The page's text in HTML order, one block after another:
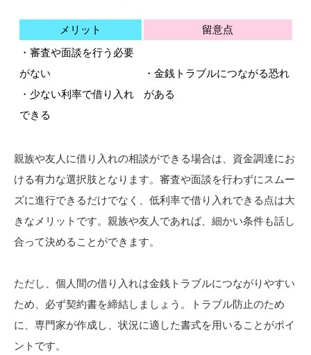
メリット
留意点
・審査や面談を行う必要
がない
・少ない利率で借り入れ
できる
・金銭トラブルにつながる恐れ
がある
親族や友人に借り入れの相談ができる場合は、資金調達にお
ける有力な選択肢となります。審査や面談を行わずにスムー
ズに進行できるだけでなく、低利率で借り入れできる点は大
きなメリットです。親族や友人であれば、細かい条件も話し
合って決めることができます。
ただし、個人間の借り入れは金銭トラブルにつながりやすい
ため、必ず契約書を締結しましょう。トラブル防止のため
に、専門家が作成し、状況に適した書式を用いることがポイ
ントです。